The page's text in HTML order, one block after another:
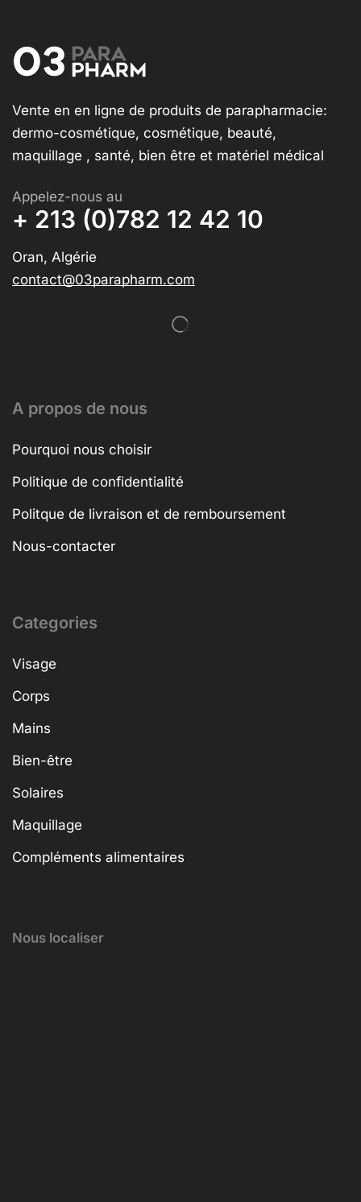
Vente en en ligne de produits de parapharmacie:
dermo-cosmétique, cosmétique, beauté,
maquillage , santé, bien être et matériel médical
Appelez-nous au
+ 213 (0)782 12 42 10
Oran, Algérie
contact@03parapharm.com
A propos de nous
Pourquoi nous choisir
Politique de confidentialité
Politque de livraison et de remboursement
Nous-contacter
Categories
Visage
Corps
Mains
Bien-être
Solaires
Maquillage
Compléments alimentaires
Nous localiser